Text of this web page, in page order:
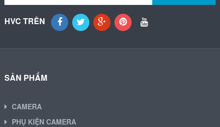
HVC TRÊN
SẢN PHẨM
CAMERA
PHỤ KIỆN CAMERA